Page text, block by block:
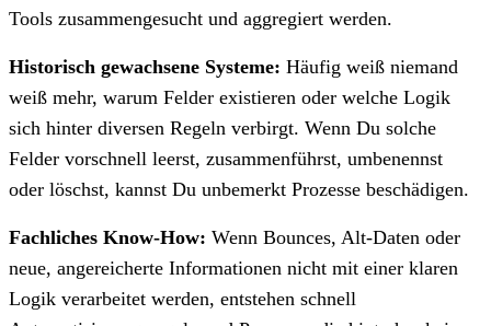
Tools zusammengesucht und aggregiert werden.
Historisch gewachsene Systeme: Häufig weiß niemand
weiß mehr, warum Felder existieren oder welche Logik
sich hinter diversen Regeln verbirgt. Wenn Du solche
Felder vorschnell leerst, zusammenführst, umbenennst
oder löschst, kannst Du unbemerkt Prozesse beschädigen.
Fachliches Know-How: Wenn Bounces, Alt-Daten oder
neue, angereicherte Informationen nicht mit einer klaren
Logik verarbeitet werden, entstehen schnell